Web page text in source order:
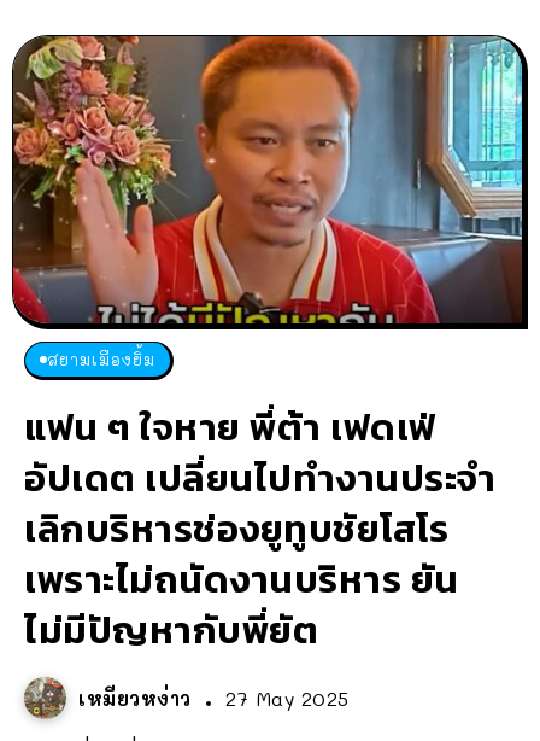
สยามเมืองยิ้ม
แฟน ๆ ใจหาย พี่ต้า เฟดเฟ่
อัปเดต เปลี่ยนไปทำงานประจำ
เลิกบริหารช่องยูทูบชัยโสโร
เพราะไม่ถนัดงานบริหาร ยัน
ไม่มีปัญหากับพี่ยัต
เหมียวหง่าว 27 May 2025